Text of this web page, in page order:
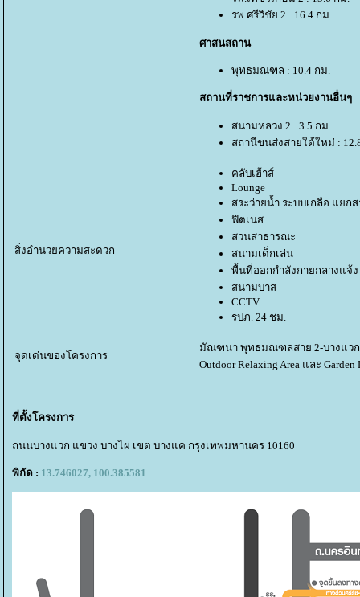
รพ.ศรีวิชัย 2 : 16.4 กม.
ศาสนสถาน
พุทธมณฑล : 10.4 กม.
สถานที่ราชการและหน่วยงานอื่นๆ
สนามหลวง 2 : 3.5 กม.
สถานีขนส่งสายใต้ใหม่ :
สิ่งอำนวยความสะดวก
คลับเฮ้าส์
Lounge
สระว่ายน้ำ ระบบเกลือ แยก
ฟิตเนส
สวนสาธารณะ
สนามเด็กเล่น
พื้นที่ออกกำลังกายกลางแจ้ง
สนามบาส
CCTV
รปภ. 24 ชม.
จุดเด่นของโครงการ
มัณฑนา พุทธมณฑลสาย 2-บางแวก
Outdoor Relaxing Area และ
ที่ตั้งโครงการ
ถนนบางแวก แขวง บางไผ่ เขต บางแค กรุงเทพมหานคร 10160
พิกัด : 13.746027, 100.385581